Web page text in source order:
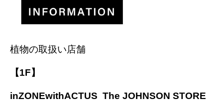
植物の取扱い店舗
【1F】
inZONEwithACTUS The JOHNSON STORE